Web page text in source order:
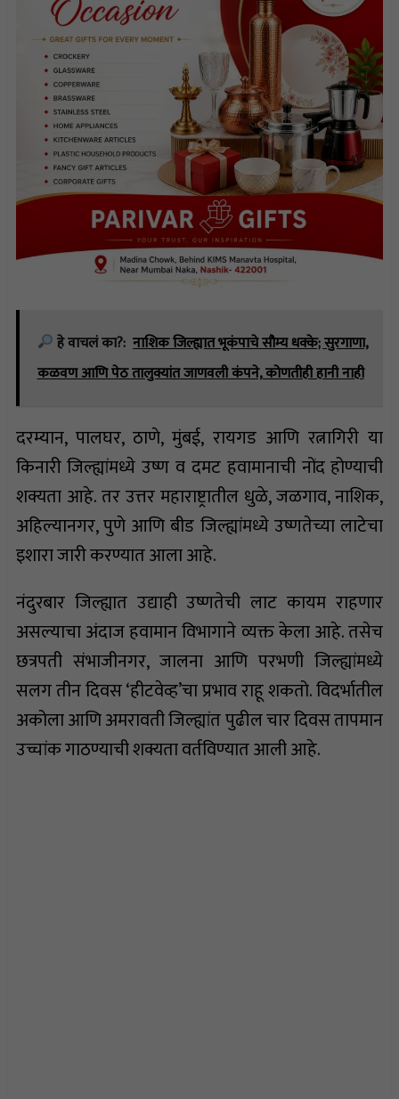
हे वाचलं का?: नाशिक जिल्ह्यात भूकंपाचे सौम्य धक्के; सुरगाणा,
कळवण आणि पेठ तालुक्यांत जाणवली कंपने, कोणतीही हानी नाही
दरम्यान, पालघर, ठाणे, मुंबई, रायगड आणि रत्नागिरी या
किनारी जिल्ह्यांमध्ये उष्ण व दमट हवामानाची नोंद होण्याची
शक्यता आहे. तर उत्तर महाराष्ट्रातील धुळे, जळगाव, नाशिक,
अहिल्यानगर, पुणे आणि बीड जिल्ह्यांमध्ये उष्णतेच्या लाटेचा
इशारा जारी करण्यात आला आहे.
नंदुरबार जिल्ह्यात उद्याही उष्णतेची लाट कायम राहणार
असल्याचा अंदाज हवामान विभागाने व्यक्त केला आहे. तसेच
छत्रपती संभाजीनगर, जालना आणि परभणी जिल्ह्यांमध्ये
सलग तीन दिवस ‘हीटवेव्ह’चा प्रभाव राहू शकतो. विदर्भातील
अकोला आणि अमरावती जिल्ह्यांत पुढील चार दिवस तापमान
उच्चांक गाठण्याची शक्यता वर्तविण्यात आली आहे.